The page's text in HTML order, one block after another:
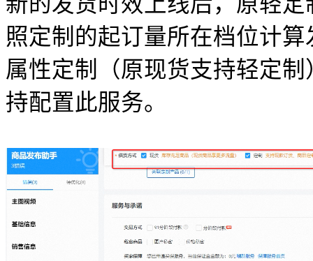
照定制的起订量所在档位计
属性定制（原现货支持轻定
持配置此服务。